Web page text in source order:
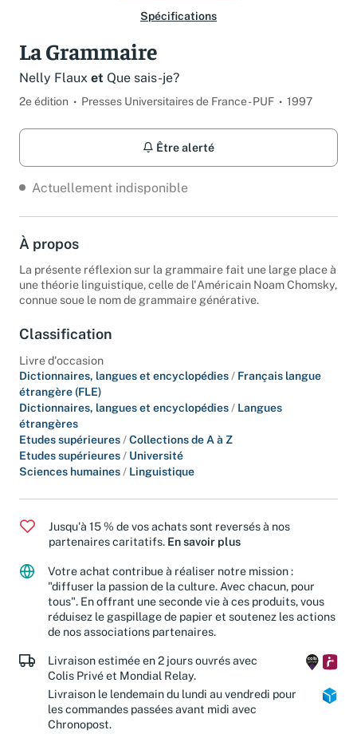
Spécifications
La Grammaire
Nelly Flaux et Que sais-je?
2e édition Presses Universitaires de France - PUF 1997
Être alerté
Actuellement indisponible
À propos
La présente réflexion sur la grammaire fait une large place à
une théorie linguistique, celle de l'Américain Noam Chomsky,
connue soue le nom de grammaire générative.
Classification
Livre d'occasion
Dictionnaires, langues et encyclopédies / Français langue
étrangère (FLE)
Dictionnaires, langues et encyclopédies / Langues
étrangères
Etudes supérieures /Collections de A à Z
Etudes supérieures / Université
Sciences humaines / Linguistique
Jusqu'à 15 % de vos achats sont reversés à nos
partenaires caritatifs. En savoir plus
Votre achat contribue à réaliser notre mission :
"diffuser la passion de la culture. Avec chacun, pour
tous". En offrant une seconde vie à ces produits, vous
réduisez le gaspillage de papier et soutenez les actions
de nos associations partenaires.
Livraison estimée en 2 jours ouvrés avec
Colis Privé et Mondial Relay.
Livraison le lendemain du lundi au vendredi pour
les commandes passées avant midi avec
Chronopost.